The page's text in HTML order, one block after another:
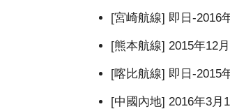
[宮崎航線] 即日-2016
[熊本航線] 2015年12
[喀比航線] 即日-2015
[中國內地] 2016年3月